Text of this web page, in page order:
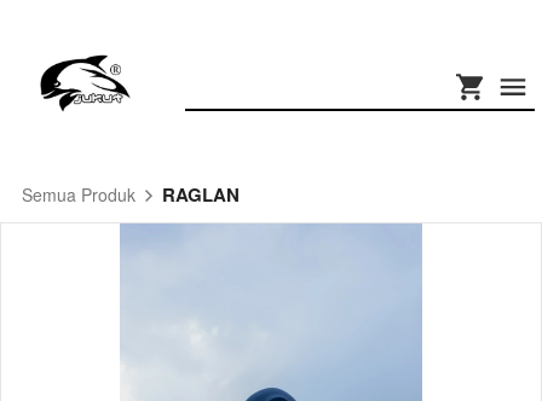
Semua Produk RAGLAN